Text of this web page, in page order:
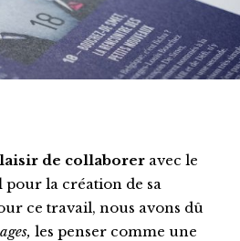
de collaborer avec le
pour la création de sa
ce travail, nous avons dû
les penser comme une